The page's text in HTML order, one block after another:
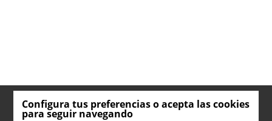
Configura tus preferencias o acepta las cookies
para seguir navegando